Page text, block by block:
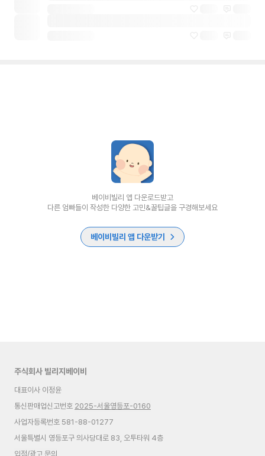
베이비빌리 앱 다운로드받고
다른 엄빠들이 작성한 다양한 고민&꿀팁글을 구경해보세요
베이비빌리 앱 다운받기
주식회사 빌리지베이비
대표이사 이정윤
통신판매업신고번호 2025-서울영등포-0160
사업자등록번호 581-88-01277
서울특별시 영등포구 의사당대로 83, 오투타워 4층
입점/광고 문의